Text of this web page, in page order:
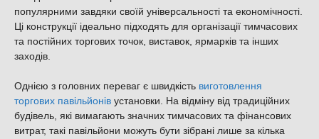
популярними завдяки своїй універсальності та економічності.
Ці конструкції ідеально підходять для організації тимчасових
та постійних торгових точок, виставок, ярмарків та інших
заходів.
Однією з головних переваг є швидкість виготовлення
торгових павільйонів установки. На відміну від традиційних
будівель, які вимагають значних тимчасових та фінансових
витрат, такі павільйони можуть бути зібрані лише за кілька